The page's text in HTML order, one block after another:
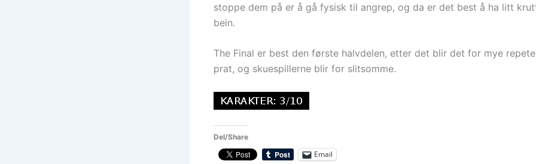
stoppe dem på er å gå fysisk til angrep, og da er det best å ha litt
bein.
The Final er best den første halvdelen, etter det blir det for mye
prat, og skuespillerne blir for slitsomme.
Del/Share
Email